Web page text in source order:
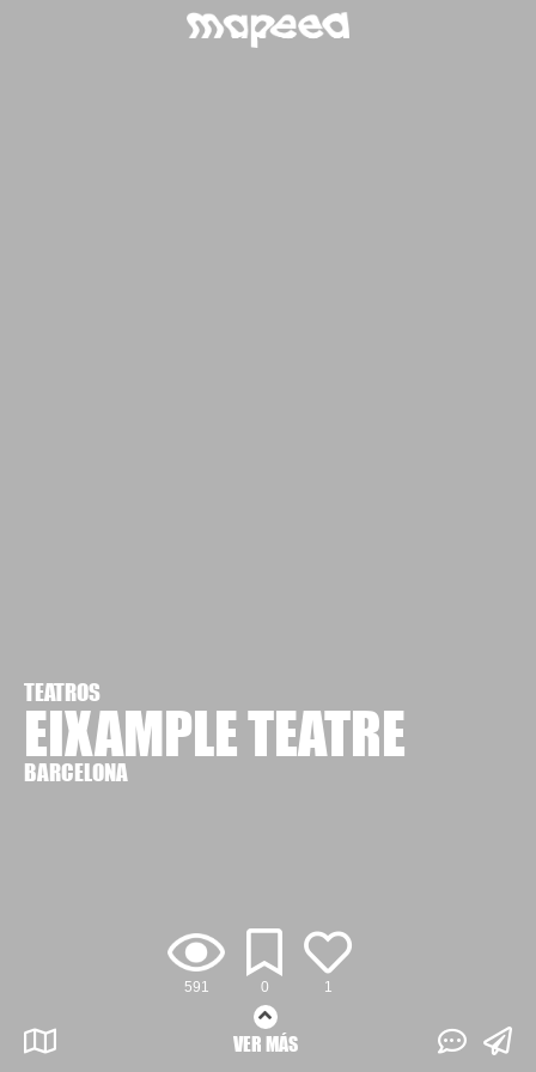
591 0 1
TEATROS
EIXAMPLE TEATRE
BARCELONA
VER MÁS